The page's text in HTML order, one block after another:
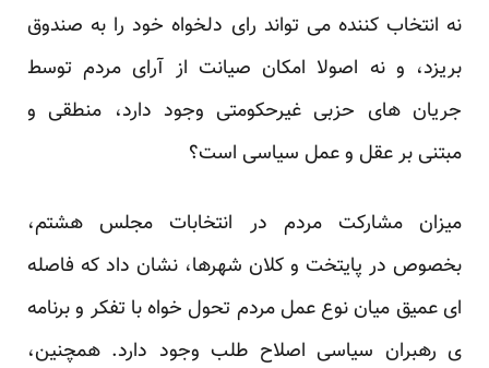
‏نه انتخاب کننده می تواند رای دلخواه خود را به صندوق
بریزد، و نه اصولا امکان صیانت از آرای مردم ‏توسط
جریان های حزبی غیرحکومتی وجود دارد، منطقی و
مبتنی بر عقل و عمل سیاسی است؟ ‏
میزان مشارکت مردم در انتخابات مجلس هشتم،
بخصوص در پایتخت و کلان شهرها، نشان داد که فاصله
ای ‏عمیق میان نوع عمل مردم تحول خواه با تفکر و برنامه
ی رهبران سیاسی اصلاح طلب وجود دارد. همچنین،